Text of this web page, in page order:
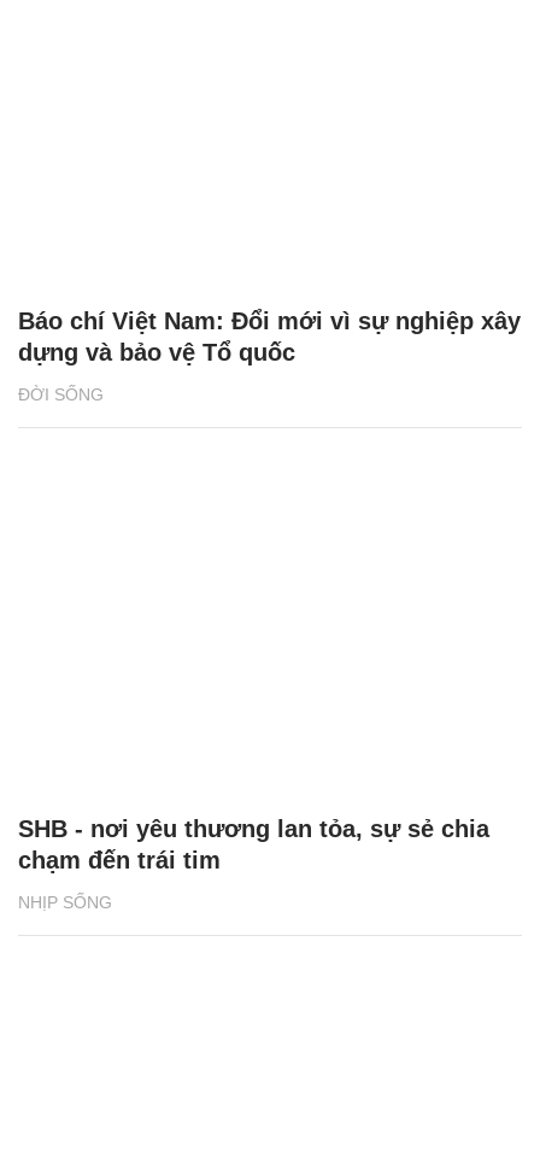
ĐỜI SỐNG
Báo chí Việt Nam: Đổi mới vì sự nghiệp xây
dựng và bảo vệ Tổ quốc
NHỊP SỐNG
SHB - nơi yêu thương lan tỏa, sự sẻ chia
chạm đến trái tim